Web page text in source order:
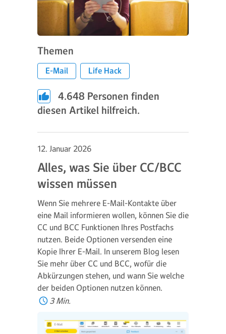
Themen
E-Mail Life Hack
4.648 Personen finden
diesen Artikel hilfreich.
12. Januar 2026
Alles, was Sie über CC/BCC
wissen müssen
Wenn Sie mehrere E-Mail-Kontakte über
eine Mail informieren wollen, können Sie die
CC und BCC Funktionen Ihres Postfachs
nutzen. Beide Optionen versenden eine
Kopie Ihrer E-Mail. In unserem Blog lesen
Sie mehr über CC und BCC, wofür die
Abkürzungen stehen, und wann Sie welche
der beiden Optionen nutzen können.
3 Min.